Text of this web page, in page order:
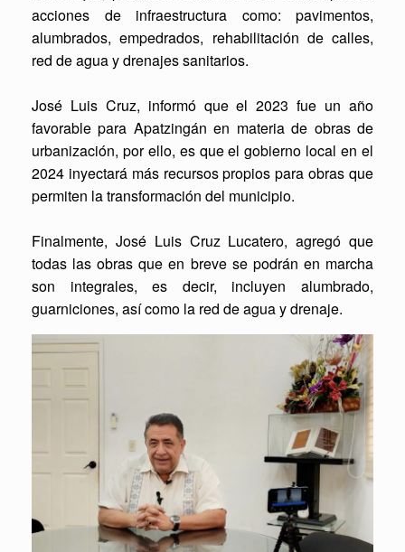
acciones de infraestructura como: pavimentos,
alumbrados, empedrados, rehabilitación de calles,
red de agua y drenajes sanitarios.
José Luis Cruz, informó que el 2023 fue un año
favorable para Apatzingán en materia de obras de
urbanización, por ello, es que el gobierno local en el
2024 inyectará más recursos propios para obras que
permiten la transformación del municipio.
Finalmente, José Luis Cruz Lucatero, agregó que
todas las obras que en breve se podrán en marcha
son integrales, es decir, incluyen alumbrado,
guarniciones, así como la red de agua y drenaje.